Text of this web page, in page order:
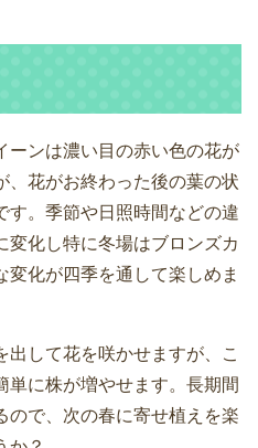
ーンは濃い目の赤い色の花が
、花がお終わった後の葉の状
す。季節や日照時間などの違
変化し特に冬場はブロンズカ
化が四季を通して楽しめま
して花を咲かせますが、こ
単に株が増やせます。長期間
ので、次の春に寄せ植えを楽